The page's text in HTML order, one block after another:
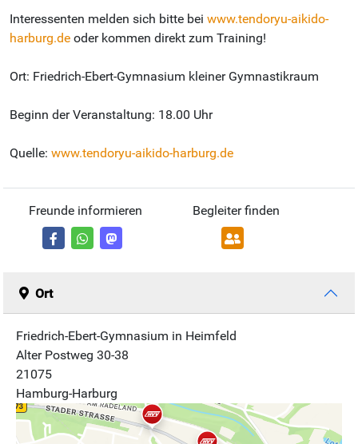
Interessenten melden sich bitte bei www.tendoryu-aikido-
harburg.de oder kommen direkt zum Training!
Ort: Friedrich-Ebert-Gymnasium kleiner Gymnastikraum
Beginn der Veranstaltung: 18.00 Uhr
Quelle: www.tendoryu-aikido-harburg.de
Freunde informieren Begleiter finden
Ort
Friedrich-Ebert-Gymnasium in Heimfeld
Alter Postweg 30-38
21075
Hamburg-Harburg